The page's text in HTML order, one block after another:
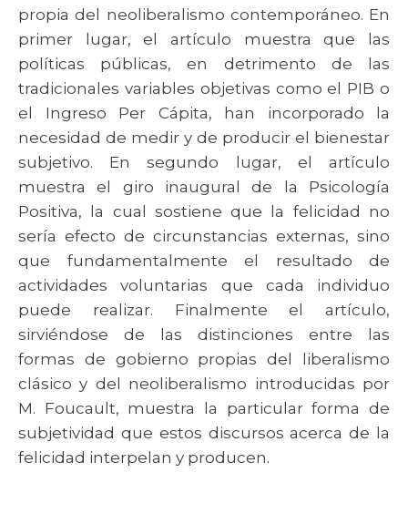
propia del neoliberalismo contemporáneo. En
primer lugar, el artículo muestra que las
políticas públicas, en detrimento de las
tradicionales variables objetivas como el PIB o
el Ingreso Per Cápita, han incorporado la
necesidad de medir y de producir el bienestar
subjetivo. En segundo lugar, el artículo
muestra el giro inaugural de la Psicología
Positiva, la cual sostiene que la felicidad no
sería efecto de circunstancias externas, sino
que fundamentalmente el resultado de
actividades voluntarias que cada individuo
puede realizar. Finalmente el artículo,
sirviéndose de las distinciones entre las
formas de gobierno propias del liberalismo
clásico y del neoliberalismo introducidas por
M. Foucault, muestra la particular forma de
subjetividad que estos discursos acerca de la
felicidad interpelan y producen.